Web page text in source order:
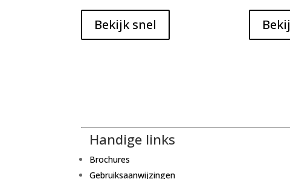
Bekijk snel
Handige links
Brochures
Gebruiksaanwijzingen